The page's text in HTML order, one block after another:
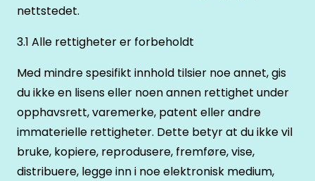
nettstedet.
3.1 Alle rettigheter er forbeholdt
Med mindre spesifikt innhold tilsier noe annet, gis
du ikke en lisens eller noen annen rettighet under
opphavsrett, varemerke, patent eller andre
immaterielle rettigheter. Dette betyr at du ikke vil
bruke, kopiere, reprodusere, fremføre, vise,
distribuere, legge inn i noe elektronisk medium,